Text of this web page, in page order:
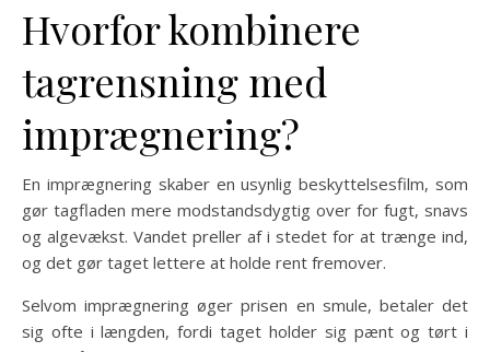
Hvorfor kombinere
tagrensning med
imprægnering?
En imprægnering skaber en usynlig beskyttelsesfilm, som
gør tagfladen mere modstandsdygtig over for fugt, snavs
og algevækst. Vandet preller af i stedet for at trænge ind,
og det gør taget lettere at holde rent fremover.
Selvom imprægnering øger prisen en smule, betaler det
sig ofte i længden, fordi taget holder sig pænt og tørt i